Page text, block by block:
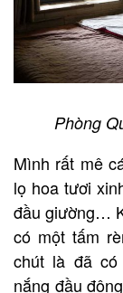
Phòng
Mình rất mê
lọ hoa tươi
đầu giường…
có một tấm
chút là đã
nắng đầu